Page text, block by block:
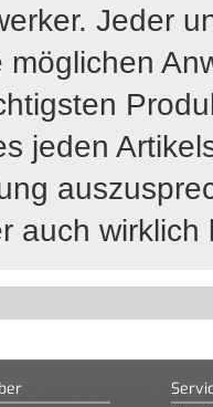
Jeder
möglichen
jeden
auch